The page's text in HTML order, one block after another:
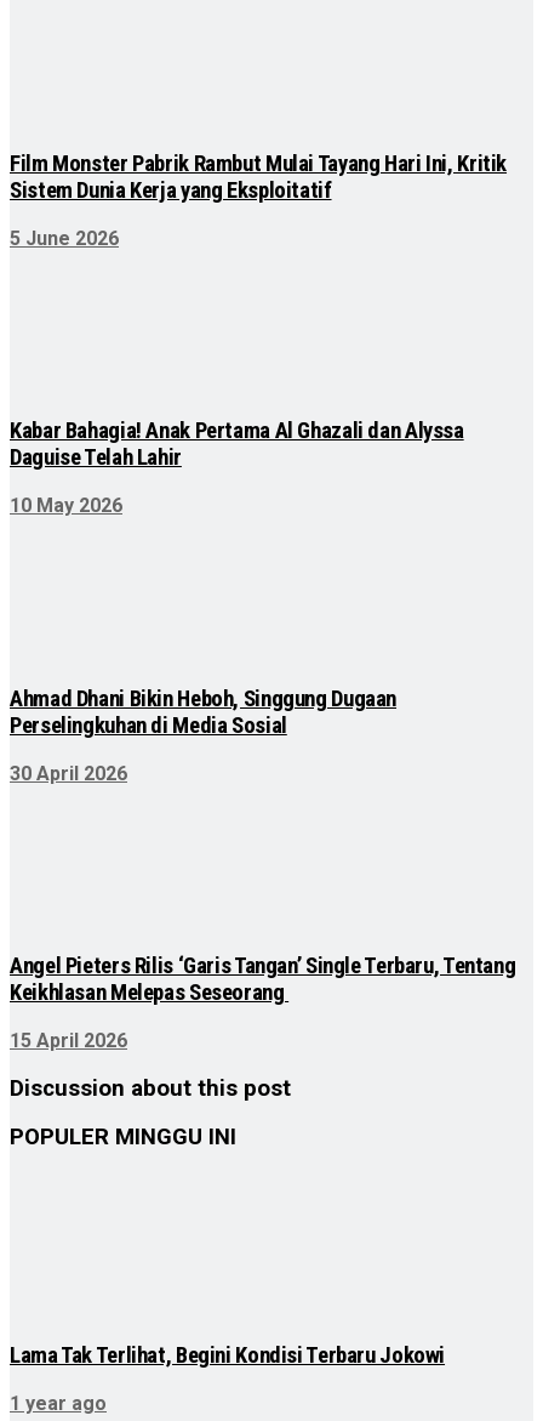
Film Monster Pabrik Rambut Mulai Tayang Hari Ini, Kritik
Sistem Dunia Kerja yang Eksploitatif
5 June 2026
Kabar Bahagia! Anak Pertama Al Ghazali dan Alyssa
Daguise Telah Lahir
10 May 2026
Ahmad Dhani Bikin Heboh, Singgung Dugaan
Perselingkuhan di Media Sosial
30 April 2026
Angel Pieters Rilis ‘Garis Tangan’ Single Terbaru, Tentang
Keikhlasan Melepas Seseorang
15 April 2026
Discussion about this post
POPULER MINGGU INI
Lama Tak Terlihat, Begini Kondisi Terbaru Jokowi
1 year ago